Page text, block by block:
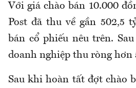
Với giá chào bán 10.000
Post đã thu về gần 502,5
bán cổ phiếu nêu trên.
doanh nghiệp thu ròng hơn
Sau khi hoàn tất đợt chào